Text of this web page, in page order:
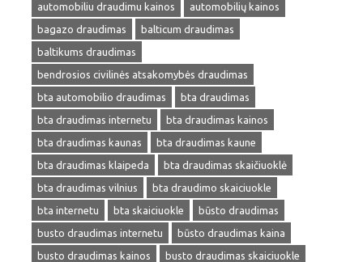
automobiliu draudimu kainos
automobilių kainos
bagazo draudimas
balticum draudimas
baltikums draudimas
bendrosios civilinės atsakomybės draudimas
bta automobilio draudimas
bta draudimas
bta draudimas internetu
bta draudimas kainos
bta draudimas kaunas
bta draudimas kaune
bta draudimas klaipeda
bta draudimas skaičiuoklė
bta draudimas vilnius
bta draudimo skaiciuokle
bta internetu
bta skaiciuokle
būsto draudimas
busto draudimas internetu
būsto draudimas kaina
busto draudimas kainos
busto draudimas skaiciuokle